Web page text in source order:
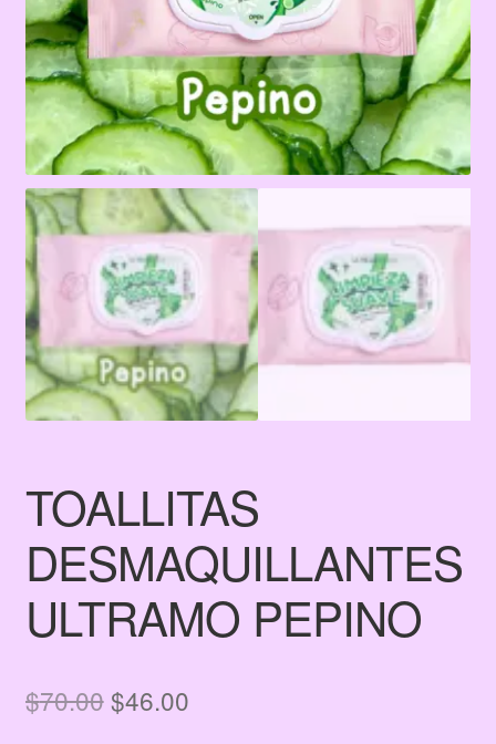
Tienda
TOALLITAS
DESMAQUILLANTES
ULTRAMO PEPINO
$70.00El
$46.00El